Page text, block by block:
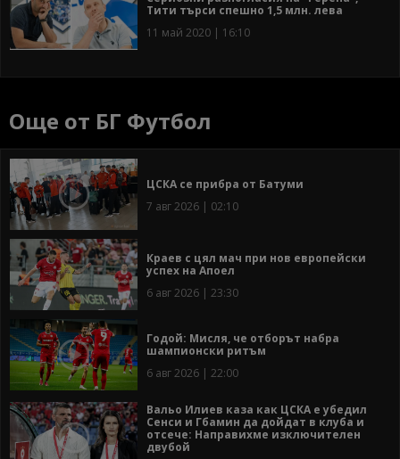
Тити търси спешно 1,5 млн. лева
11 май 2020 | 16:10
Още от БГ Футбол
ЦСКА се прибра от Батуми
7 авг 2026 | 02:10
Краев с цял мач при нов европейски
успех на Апоел
6 авг 2026 | 23:30
Годой: Мисля, че отборът набра
шампионски ритъм
6 авг 2026 | 22:00
Вальо Илиев каза как ЦСКА е убедил
Сенси и Гбамин да дойдат в клуба и
отсече: Направихме изключителен
двубой